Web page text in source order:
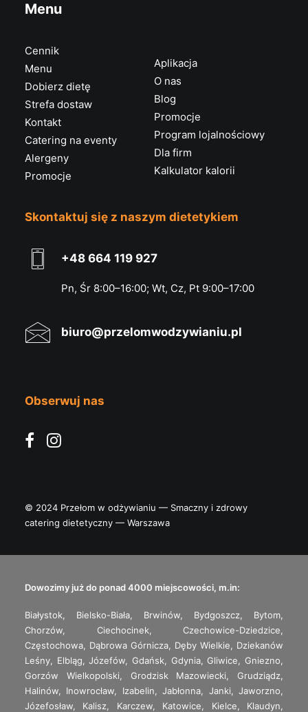
Menu
Cennik
Menu
Dobierz dietę
Strefa dostaw
Kontakt
Catering na eventy
Alergeny
Promocje
Aplikacja
O nas
Blog
Promocje
Program lojalnościowy
Dla firm
Kalkulator kalorii
Skontaktuj się z naszym dietetykiem
+48 664 119 927
Pn, Śr 8:00–16:00; Wt, Cz, Pt 9:00–17:00
biuro@przelomwodzywianiu.pl
Obserwuj nas
© 2024 Przełom w odżywianiu — Smaczny i zdrowy
catering dietetyczny — Warszawa
Dowozimy już do ponad 4000 miejscowości, m.in:
Białystok Bielsko-Biała Brwinów Bydgoszcz Bytom
Chorzów
Ciechocinek Czechowice-Dziedzice
Częstochowa
Dąbrowa Górnicza Dęby Wielkie
Dziekanów
Leśny
Elbląg ,Józefów ,Gdańsk Gdynia,Gliwice ,Gniezno
Gorzów Wielkopolski
Grodzisk Mazowiecki Grudziądz
Halinów
Inowrocław Izabelin ,Jabłonna Janki ,Jaworzno
Józefosław
Kalisz Karczew, Katowice Kielce Klaudyn